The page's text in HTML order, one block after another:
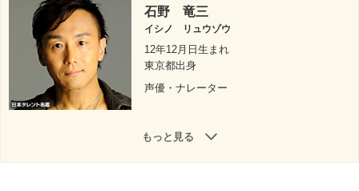
石野 竜三
イシノ リュウゾウ
12年12月日生まれ
東京都出身
声優・ナレーター
もっと見る